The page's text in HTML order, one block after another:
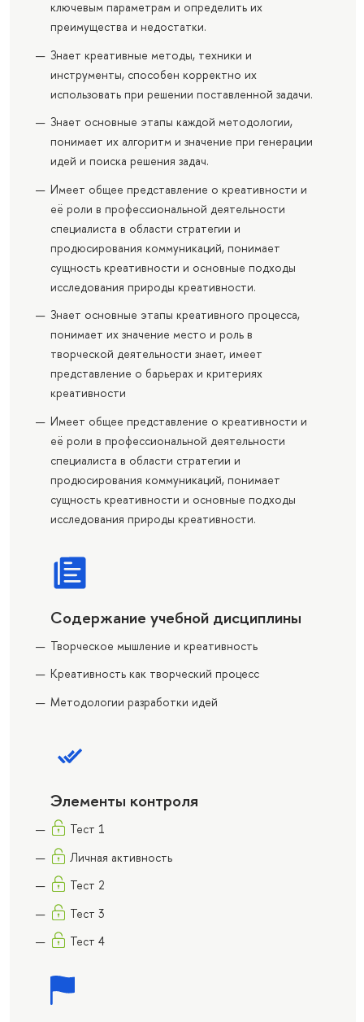
ключевым параметрам и определить их
преимущества и недостатки.
Знает креативные методы, техники и
инструменты, способен корректно их
использовать при решении поставленной задачи.
Знает основные этапы каждой методологии,
понимает их алгоритм и значение при генерации
идей и поиска решения задач.
Имеет общее представление о креативности и
её роли в профессиональной деятельности
специалиста в области стратегии и
продюсирования коммуникаций, понимает
сущность креативности и основные подходы
исследования природы креативности.
Знает основные этапы креативного процесса,
понимает их значение место и роль в
творческой деятельности знает, имеет
представление о барьерах и критериях
креативности
Имеет общее представление о креативности и
её роли в профессиональной деятельности
специалиста в области стратегии и
продюсирования коммуникаций, понимает
сущность креативности и основные подходы
исследования природы креативности.
Содержание учебной дисциплины
Творческое мышление и креативность
Креативность как творческий процесс
Методологии разработки идей
Элементы контроля
Тест 1
Личная активность
Тест 2
Тест 3
Тест 4